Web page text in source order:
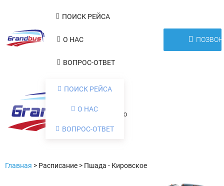
ПОИСК РЕЙСА
О НАС
ВОПРОС-ОТВЕТ
ПОИСК РЕЙСА
О НАС
ВОПРОС-ОТВЕТ
Меню
Главная > Расписание > Пшада - Кировское